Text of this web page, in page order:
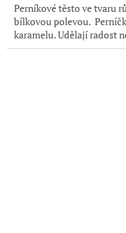
Perníkové těsto ve tvaru
bílkovou polevou.
karamelu. Udělají radost